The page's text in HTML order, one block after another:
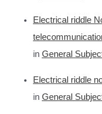
Electrical riddle
in General
Electrical riddle
in General